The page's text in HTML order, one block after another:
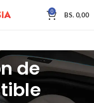
0 BS. 0,00
de